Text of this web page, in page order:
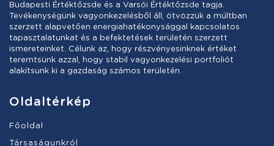
Budapesti Értéktőzsde és a Varsói Értéktőzsde tagja.
Tevékenységünk vagyonkezelésből áll, ötvözzük a múltban
szerzett alapvetően energiahatékonysággal kapcsolatos
tapasztalatunkat és a befektetések területén szerzett
ismereteinket. Célunk az, hogy részvényesinknek értéket
teremtsünk azzal, hogy stabil vagyonkezelési portfoliót
alakítsunk ki a gazdaság számos területén.
Oldaltérkép
Főoldal
Társaságunkról